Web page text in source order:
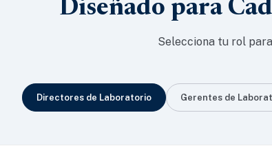
Diseñado para
Selecciona tu rol
Directores de Laboratorio Gerentes de